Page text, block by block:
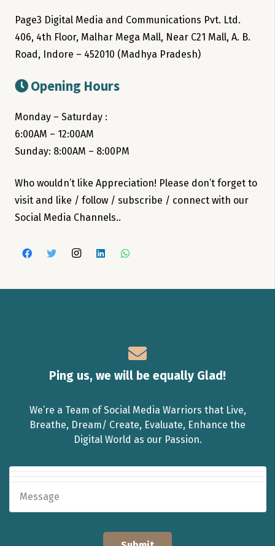
Page3 Digital Media and Communications Pvt. Ltd.
406, 4th Floor, Malhar Mega Mall, Near C21 Mall, A. B.
Road, Indore – 452010 (Madhya Pradesh)
Opening Hours
Monday – Saturday :
6:00AM – 12:00AM
Sunday: 8:00AM – 8:00PM
Who wouldn’t like Appreciation! Please don’t forget to
visit and like / follow / subscribe / connect with our
Social Media Channels..
Ping us, we will be equally Glad!
We’re a Team of Social Media Warriors that Live,
Breathe, Dream/ Create, Evaluate, Enhance the
Digital World as our Passion.